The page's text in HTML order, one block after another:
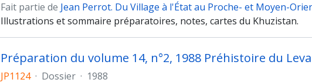
Fait partie de Jean Perrot. Du Village à l'État au Proche- et Moyen-
Illustrations et sommaire préparatoires, notes, cartes du Khuzistan.
JP1124 · Dossier · 1988